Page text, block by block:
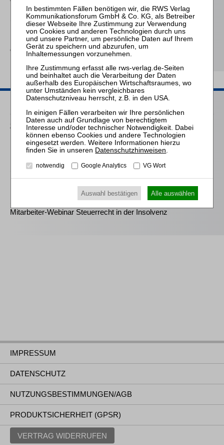
Schröder
Die Reform des
Eigenkapitalersatzrechts
durch das MoMiG
Passende Seminare
25.08.2026
Praktiker-Webinar Vom Listenplatz zur Zulassung – Das neue
Berufsrecht der Insolvenzverwalter
14.10.2026
Mitarbeiter-Webinar Steuerrecht in der Insolvenz
Mitarbeiter-Webinar Steuerrecht in der Insolvenz
IMPRESSUM
DATENSCHUTZ
NUTZUNGSBESTIMMUNGEN/AGB
PRODUKTSICHERHEIT (GPSR)
VERTRAG WIDERRUFEN
Datenschutzhinweisen
notwendig Google Analytics VG Wort
Auswahl bestätigen Alle auswählen